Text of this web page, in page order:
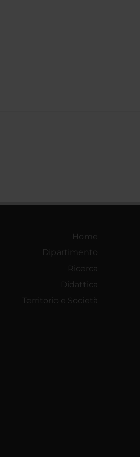
Home
Dipartimento
Ricerca
Didattica
Territorio e Società